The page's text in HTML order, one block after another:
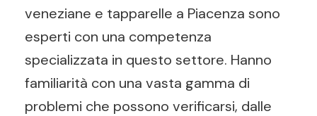
veneziane e tapparelle a Piacenza sono
esperti con una competenza
specializzata in questo settore. Hanno
familiarità con una vasta gamma di
problemi che possono verificarsi, dalle